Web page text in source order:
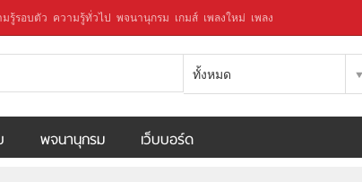
มรู้รอบตัว ความรู้ทั่วไป พจนานุกรม เกมส์ เพลงใหม่ เพลง
ทั้งหมด
พจนานุกรม เว็บบอร์ด